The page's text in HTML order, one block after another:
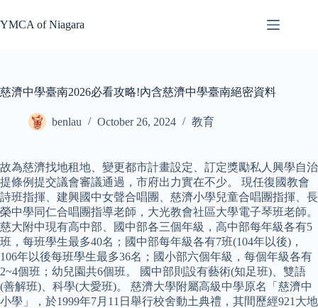
to
content
YMCA of Niagara
慈濟中學臺南2026必看攻略!內含慈濟中學臺南絕密資料
benlau October 26, 2024 教育
故為慈濟找地租地、變更都市計畫設定、訂定獎勵私人興學自治
提條例提交議會審議通過，市府出力實在不少。 現任復國教會
詩班指揮、建興國中女聲合唱團、慈濟小學兒童合唱團指揮、長
榮中學同仁合唱團指導老師，大光教會社區大學電子琴班老師。
慈大附中現有高中部、國中部各三個年級，高中部每年級各有5
班，每班學生最多40名；國中部每年級各有7班(104年以後)，
106年以後每班學生最多36名；國小部六個年級，每個年級各有
2~4個班；幼兒園共6個班。 國中部則設有藝術(知足班)、雙語
(善解班)、科學(大愛班)。 慈濟大學附屬高級中學原名「慈濟中
小學」，於1999年7月11日舉行校舍動土典禮，其間歷經921大地